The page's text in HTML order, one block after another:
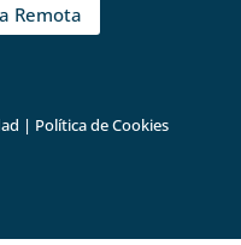
Remota
| Política de Cookies